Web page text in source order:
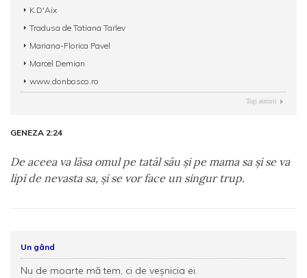
K.D'Aix
Tradusa de Tatiana Tarlev
Mariana-Florica Pavel
Marcel Demian
www.donbosco.ro
Toţi autorii
GENEZA 2:24
De aceea va lăsa omul pe tatăl său şi pe mama sa şi se va
lipi de nevasta sa, şi se vor face un singur trup.
Un gând
Nu de moarte mă tem, ci de veșnicia ei.